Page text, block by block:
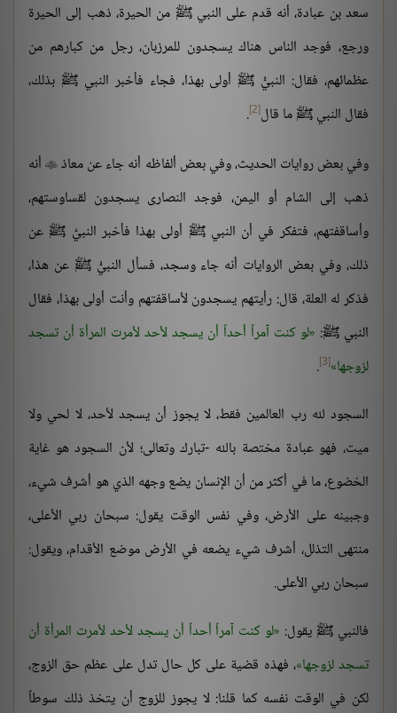
سعد بن عبادة، أنه قدم على النبي ﷺ من الحيرة، ذهب إلى الحيرة
ورجع، فوجد الناس هناك يسجدون للمرزبان، رجل من كبارهم من
عظمائهم، فقال: النبيُّ ﷺ أولى بهذا، فجاء فأخبر النبي ﷺ بذلك،
فقال النبي ﷺ ما قال[2]
.
وفي بعض روايات الحديث، وفي بعض ألفاظه أنه جاء عن معاذ أنه
ذهب إلى الشام أو اليمن، فوجد النصارى يسجدون لقساوستهم،
وأساقفتهم، فتفكر في أن النبي ﷺ أولى بهذا فأخبر النبيَّ ﷺ عن
ذلك، وفي بعض الروايات أنه جاء وسجد، فسأل النبيُّ ﷺ عن هذا،
فذكر له العلة، قال: رأيتهم يسجدون لأساقفتهم وأنت أولى بهذا، فقال
النبي ﷺ: لو كنت آمراً أحداً أن يسجد لأحد لأمرت المرأة أن تسجد
لزوجها [3]
.
السجود لله رب العالمين فقط، لا يجوز أن يسجد لأحد، لا لحي ولا
ميت، فهو عبادة مختصة بالله -تبارك وتعالى؛ لأن السجود هو غاية
الخضوع، ما في أكثر من أن الإنسان يضع وجهه الذي هو أشرف شيء،
وجبينه على الأرض، وفي نفس الوقت يقول: سبحان ربي الأعلى،
منتهى التذلل، أشرف شيء يضعه في الأرض موضع الأقدام، ويقول:
سبحان ربي الأعلى.
فالنبي ﷺ يقول: لو كنت آمراً أحداً أن يسجد لأحد لأمرت المرأة أن
تسجد لزوجها ، فهذه قضية على كل حال تدل على عظم حق الزوج،
لكن في الوقت نفسه كما قلنا: لا يجوز للزوج أن يتخذ ذلك سوطاً